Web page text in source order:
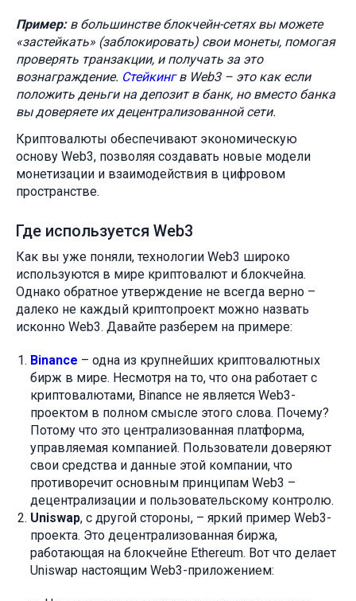
Пример:в большинстве блокчейн-сетях вы можете
«застейкать» (заблокировать) свои монеты, помогая
проверять транзакции, и получать за это
вознаграждение. Стейкингв Web3 – это как если
положить деньги на депозит в банк, но вместо банка
вы доверяете их децентрализованной сети.
Криптовалюты обеспечивают экономическую
основу Web3, позволяя создавать новые модели
монетизации и взаимодействия в цифровом
пространстве.
Где используется Web3
Как вы уже поняли, технологии Web3 широко
используются в мире криптовалют и блокчейна.
Однако обратное утверждение не всегда верно –
далеко не каждый криптопроект можно назвать
исконно Web3. Давайте разберем на примере:
Binance – одна из крупнейших криптовалютных
бирж в мире. Несмотря на то, что она работает с
криптовалютами, Binance не является Web3-
проектом в полном смысле этого слова. Почему?
Потому что это централизованная платформа,
управляемая компанией. Пользователи доверяют
свои средства и данные этой компании, что
противоречит основным принципам Web3 –
децентрализации и пользовательскому контролю.
Uniswap, с другой стороны, – яркий пример Web3-
проекта. Это децентрализованная биржа,
работающая на блокчейне Ethereum. Вот что делает
Uniswap настоящим Web3-приложением: